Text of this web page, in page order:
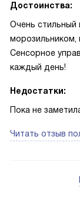
Достоинства:
Очень стильный
морозильником,
Сенсорное
каждый день!
Недостатки:
Пока не
Читать отзыв